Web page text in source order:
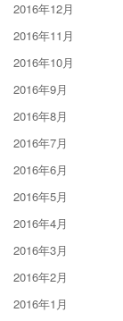
2016年12月
2016年11月
2016年10月
2016年9月
2016年8月
2016年7月
2016年6月
2016年5月
2016年4月
2016年3月
2016年2月
2016年1月